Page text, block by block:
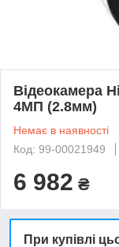
Відеокамера
4МП (2.8мм)
Немає в наявності
Код: 99-00021949
6 982 ₴
При купівлі